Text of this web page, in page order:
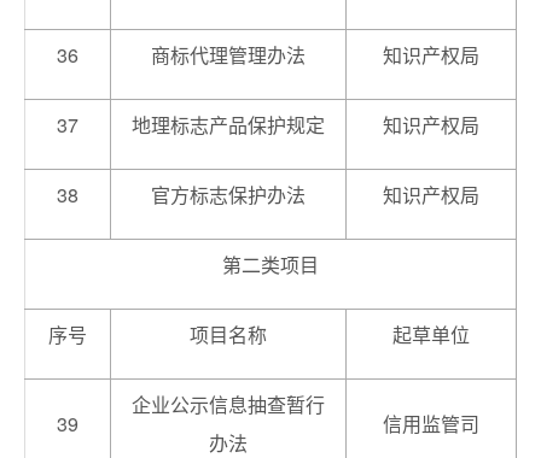
36 商标代理管理办法 知识产权局
37 地理标志产品保护规定 知识产权局
38 官方标志保护办法 知识产权局
第二类项目
序号 项目名称 起草单位
39
企业公示信息抽查暂行
办法
信用监管司